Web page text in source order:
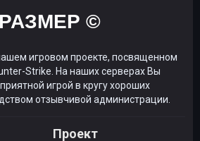
©
игровом проекте, посвященном
Strike. На наших серверах Вы
игрой в кругу хороших
отзывчивой администрации.
Проект